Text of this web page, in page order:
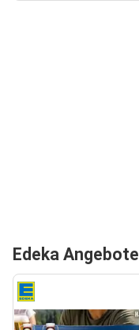
Edeka Angebote